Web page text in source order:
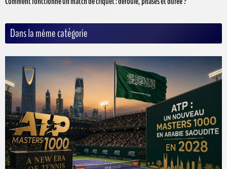
Dans la même catégorie